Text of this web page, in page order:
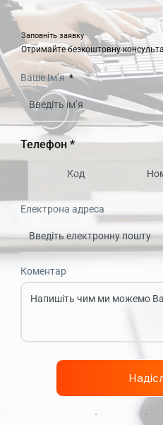
Заповніть заявку
Отримайте безкоштовну
Ваше Ім’я
Телефон *
Електрона адреса
Коментар